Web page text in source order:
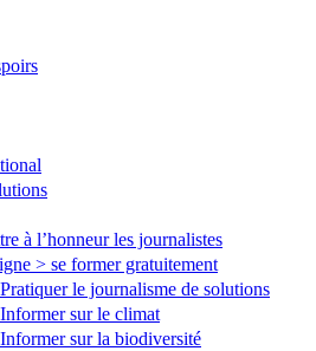
à l’honneur les journalistes
> se former gratuitement
le journalisme de solutions
sur le climat
sur la biodiversité